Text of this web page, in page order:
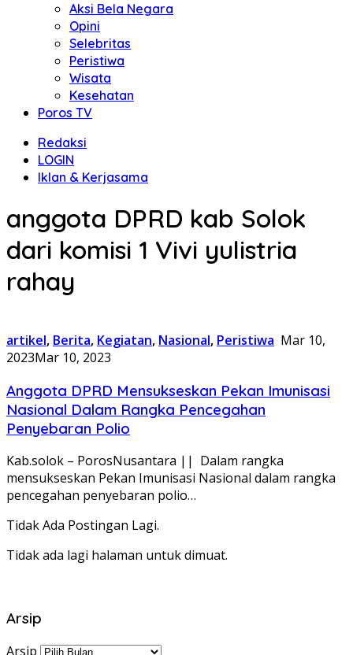
Aksi Bela Negara
Opini
Selebritas
Peristiwa
Wisata
Kesehatan
Poros TV
Redaksi
LOGIN
Iklan & Kerjasama
anggota DPRD kab Solok
dari komisi 1 Vivi yulistria
rahay
artikel, Berita, Kegiatan, Nasional, Peristiwa Mar 10,
2023Mar 10, 2023
Anggota DPRD Mensukseskan Pekan Imunisasi
Nasional Dalam Rangka Pencegahan
Penyebaran Polio
Kab.solok – PorosNusantara || Dalam rangka
mensukseskan Pekan Imunisasi Nasional dalam rangka
pencegahan penyebaran polio…
Tidak Ada Postingan Lagi.
Tidak ada lagi halaman untuk dimuat.
Arsip
Arsip